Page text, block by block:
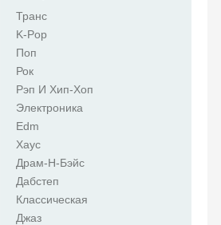
Транс
K-Pop
Поп
Рок
Рэп И Хип-Хоп
Электроника
Edm
Хаус
Драм-Н-Бэйс
Дабстеп
Классическая
Джаз